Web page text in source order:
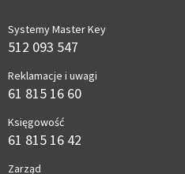
Systemy Master Key
512 093 547
Reklamacje i uwagi
61 815 16 60
Księgowość
61 815 16 42
Zarząd